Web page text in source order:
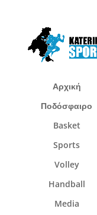
Αρχική
Ποδόσφαιρο
Basket
Sports
Volley
Handball
Media